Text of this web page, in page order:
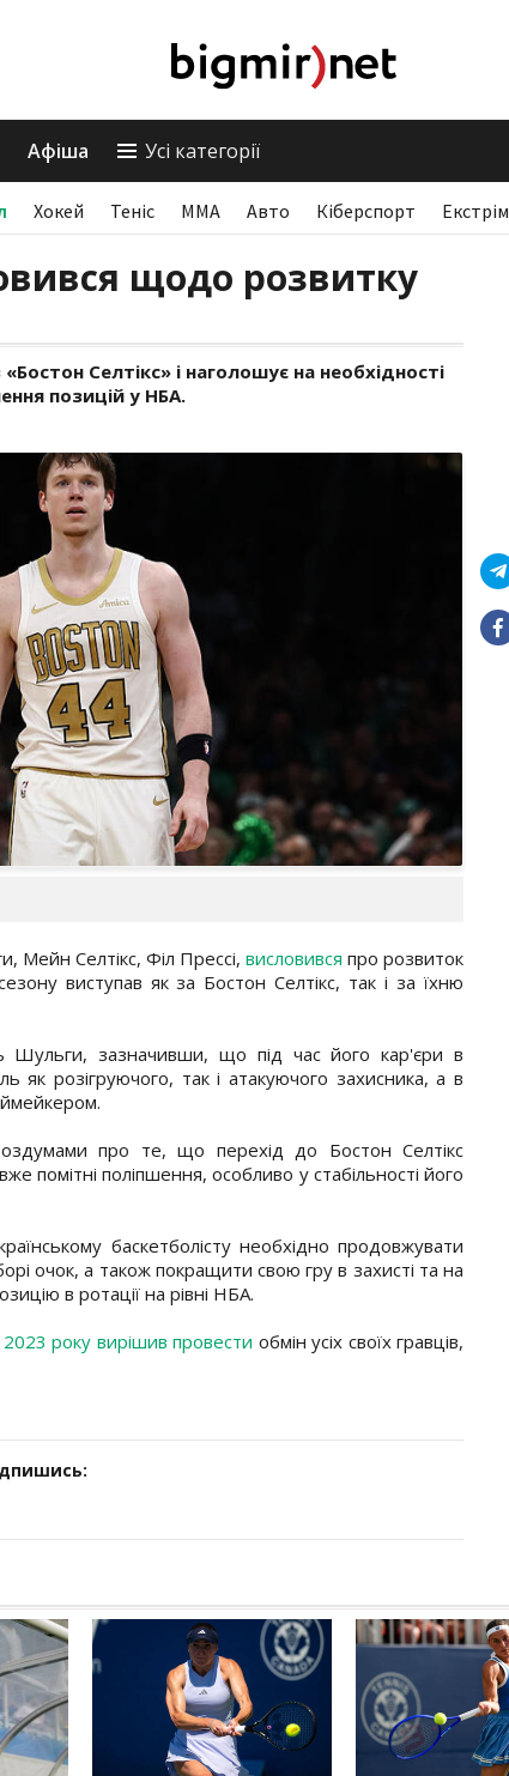
Афіша Усі категорії
Хокей Теніс ММА Авто Кіберспорт Екстрім
щодо розвитку
Селтікс» і наголошує на необхідності
позицій у НБА.
Мейн Селтікс, Філ Прессі, висловився про розвиток
виступав як за Бостон Селтікс, так і за їхню
Шульги, зазначивши, що під час його кар'єри в
як розігруючого, так і атакуючого захисника, а в
про те, що перехід до Бостон Селтікс
помітні поліпшення, особливо у стабільності його
баскетболісту необхідно продовжувати
очок, а також покращити свою гру в захисті та на
в ротації на рівні НБА.
року вирішив провести обмін усіх своїх гравців,